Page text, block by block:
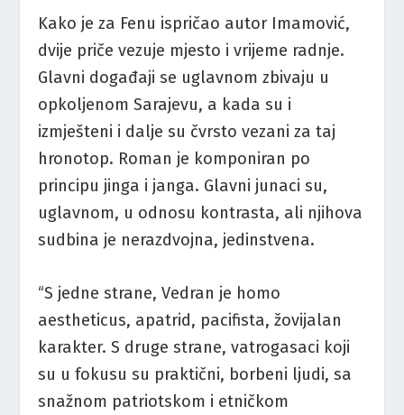
Kako je za Fenu ispričao autor Imamović,
dvije priče vezuje mjesto i vrijeme radnje.
Glavni događaji se uglavnom zbivaju u
opkoljenom Sarajevu, a kada su i
izmješteni i dalje su čvrsto vezani za taj
hronotop. Roman je komponiran po
principu jinga i janga. Glavni junaci su,
uglavnom, u odnosu kontrasta, ali njihova
sudbina je nerazdvojna, jedinstvena.
“S jedne strane, Vedran je homo
aestheticus, apatrid, pacifista, žovijalan
karakter. S druge strane, vatrogasaci koji
su u fokusu su praktični, borbeni ljudi, sa
snažnom patriotskom i etničkom